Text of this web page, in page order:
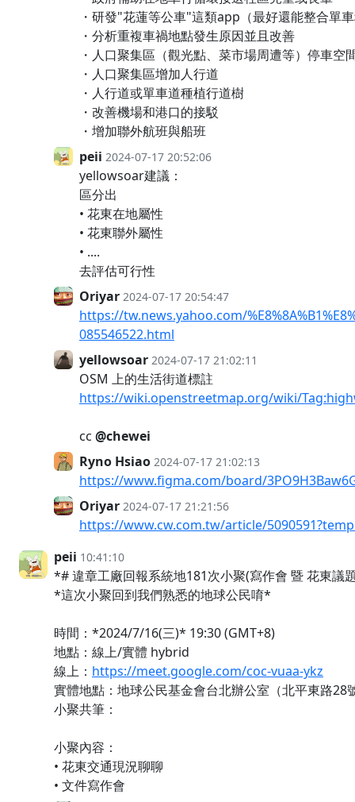
・研發"花蓮等公車"這類app（最好還能整合單
・分析重複車禍地點發生原因並且改善
・人口聚集區（觀光點、菜市場周遭等）停車空
・人口聚集區增加人行道
・人行道或單車道種植行道樹
・改善機場和港口的接駁
・增加聯外航班與船班
peii 2024-07-17 20:52:06
yellowsoar建議：
區分出
• 花東在地屬性
• 花東聯外屬性
• ....
去評估可行性
Oriyar 2024-07-17 20:54:47
https://tw.news.yahoo.com/
085546522.html
yellowsoar 2024-07-17 21:02:11
OSM 上的生活街道標註
https://wiki.openstreetmap.org/wiki/
cc @chewei
Ryno Hsiao 2024-07-17 21:02:13
https://www.figma.com/board/
Oriyar 2024-07-17 21:21:56
https://www.cw.com.tw/article/
peii 10:41:10
*# 違章工廠回報系統地181次小聚(寫作會 暨 花東議
*這次小聚回到我們熟悉的地球公民唷*
時間：*2024/7/16(三)* 19:30 (GMT+8)
地點：線上/實體 hybrid
線上： https://meet.google.com/coc-vuaa-ykz
實體地點：地球公民基金會台北辦公室（北平東路28
小聚共筆：
小聚內容：
• 花東交通現況聊聊
• 文件寫作會